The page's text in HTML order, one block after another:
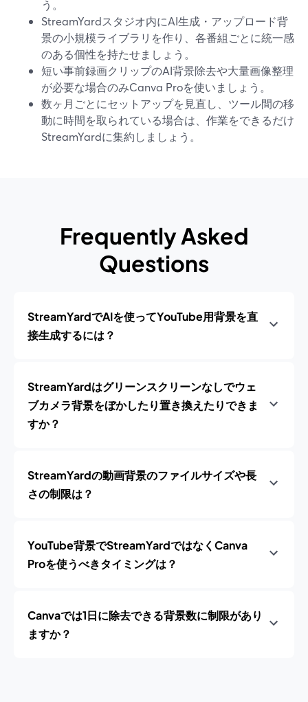
う。
StreamYardスタジオ内にAI生成・アップロード背
景の小規模ライブラリを作り、各番組ごとに統一感
のある個性を持たせましょう。
短い事前録画クリップのAI背景除去や大量画像整理
が必要な場合のみCanva Proを使いましょう。
数ヶ月ごとにセットアップを見直し、ツール間の移
動に時間を取られている場合は、作業をできるだけ
StreamYardに集約しましょう。
Frequently Asked
Questions
StreamYardでAIを使ってYouTube用背景を直
接生成するには？
StreamYardはグリーンスクリーンなしでウェ
ブカメラ背景をぼかしたり置き換えたりできま
すか？
StreamYardの動画背景のファイルサイズや長
さの制限は？
YouTube背景でStreamYardではなくCanva
Proを使うべきタイミングは？
Canvaでは1日に除去できる背景数に制限があり
ますか？